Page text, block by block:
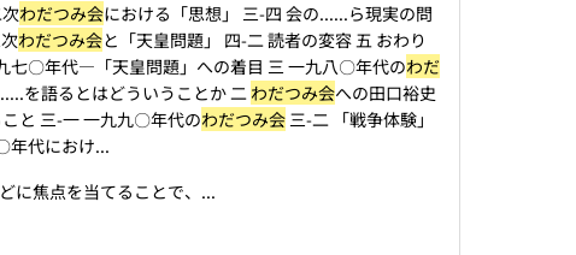
わだつみ会における「思想」 三-四 会の......ら現実の問
わだつみ会と「天皇問題」 四-二 読者の変容 五 おわり
七〇年代―「天皇問題」への着目 三 一九八〇年代のわだ
...を語るとはどういうことか 二 わだつみ会への田口裕史
と 三-一 一九九〇年代のわだつみ会 三-二 「戦争体験」
年代におけ...
に焦点を当てることで、...